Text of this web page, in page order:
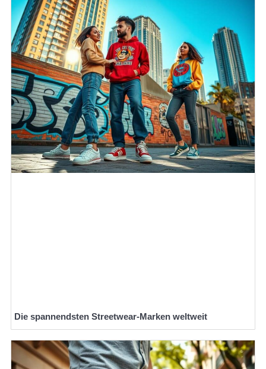
Die spannendsten Streetwear-Marken weltweit